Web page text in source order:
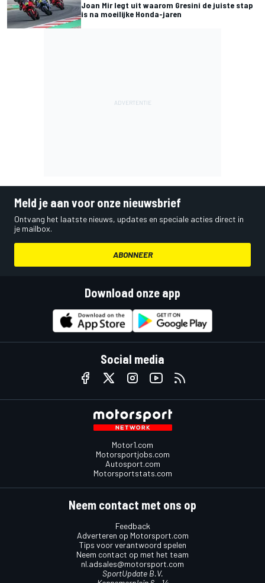
Joan Mir legt uit waarom Gresini de juiste stap
is na moeilijke Honda-jaren
Meld je aan voor onze nieuwsbrief
Ontvang het laatste nieuws, updates en speciale acties direct in
je mailbox.
ABONNEER
Download onze app
Social media
Motor1.com
Motorsportjobs.com
Autosport.com
Motorsportstats.com
Neem contact met ons op
Feedback
Adverteren op Motorsport.com
Tips voor verantwoord spelen
Neem contact op met het team
nl.adsales@motorsport.com
SportUpdate B.V.